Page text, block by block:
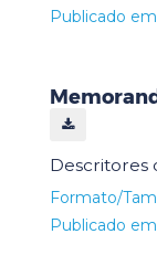
Publicado
Descritores
Formato/
Publicado